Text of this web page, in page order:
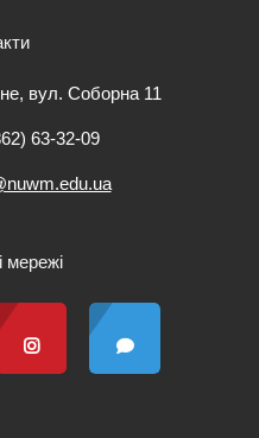
вул. Соборна 11
63-32-09
мережі